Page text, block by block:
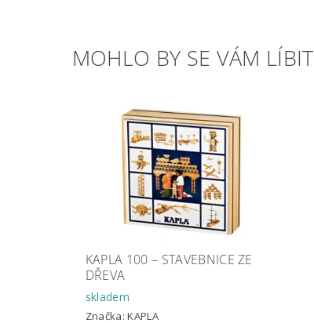
MOHLO BY SE VÁM LÍBIT
KAPLA 100 – STAVEBNICE ZE
DŘEVA
skladem
Značka:KAPLA